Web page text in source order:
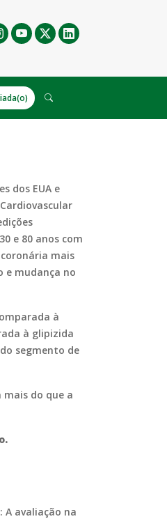
dos EUA e
e 80 anos com
mais
e mudança no
à
à glipizida
segmento de
do que a
A avaliação na